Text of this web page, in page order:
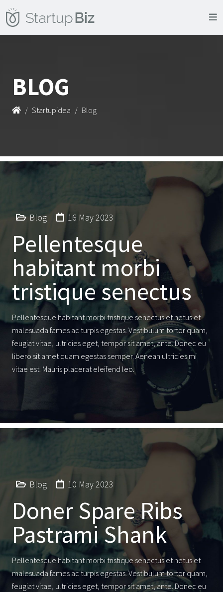
BLOG
Startupidea Blog
Blog 16 May 2023
Pellentesque
habitant morbi
tristique senectus
Pellentesque habitant morbi tristique senectus et netus et
malesuada fames ac turpis egestas. Vestibulum tortor quam,
feugiat vitae, ultricies eget, tempor sit amet, ante. Donec eu
libero sit amet quam egestas semper. Aenean ultricies mi
vitae est. Mauris placerat eleifend leo.
Blog 10 May 2023
Doner Spare Ribs
Pastrami Shank
Pellentesque habitant morbi tristique senectus et netus et
malesuada fames ac turpis egestas. Vestibulum tortor quam,
feugiat vitae, ultricies eget, tempor sit amet, ante. Donec eu